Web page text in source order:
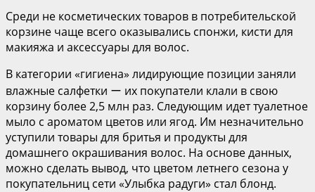
Среди не косметических товаров в потребительской
корзине чаще всего оказывались спонжи, кисти для
макияжа и аксессуары для волос.
В категории «гигиена» лидирующие позиции заняли
влажные салфетки ー их покупатели клали в свою
корзину более 2,5 млн раз. Следующим идет туалетное
мыло с ароматом цветов или ягод. Им незначительно
уступили товары для бритья и продукты для
домашнего окрашивания волос. На основе данных,
можно сделать вывод, что цветом летнего сезона у
покупательниц сети «Улыбка радуги» стал блонд.